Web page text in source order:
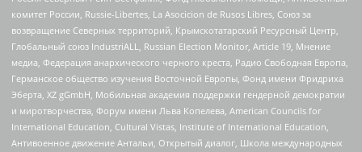
комитет России, Russie-Libertes, La Asocicion de Rusos Libres, Союз за
возвращение Северных территорий, Крымскотатарский Ресурсный Центр,
Глобальный союз IndustriALL, Russian Election Monitor, Article 19, Мнение
медиа, Федерация анархического черного креста, Радио Свободная Европа,
Германское общество изучения Восточной Европы, Фонд имени Фридриха
Эберта, XZ gGmbH, Мобильная академия поддержки гендерной демократии
и миротворчества, Форум имени Льва Копелева, American Councils for
International Education, Cultural Vistas, Institute of International Education,
Антивоенное движение Антальи, Открытый диалог, Школа международных